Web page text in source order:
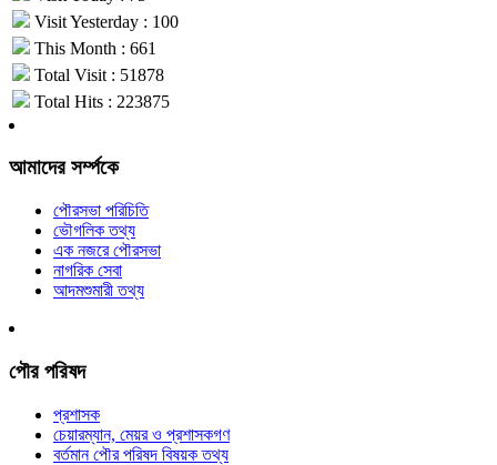
Visit Yesterday : 100
This Month : 661
Total Visit : 51878
Total Hits : 223875
আমাদের সর্ম্পকে
পৌরসভা পরিচিতি
ভৌগলিক তথ্য
এক নজরে পৌরসভা
নাগরিক সেবা
আদমশুমারী তথ্য
পৌর পরিষদ
প্রশাসক
চেয়ারম্যান, মেয়র ও প্রশাসকগণ
বর্তমান পৌর পরিষদ বিষয়ক তথ্য